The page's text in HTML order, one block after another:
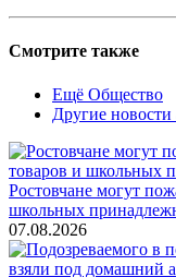
Смотрите также
Ещё Общество
Другие новости
Ростовчане могут
школьных
07.08.2026